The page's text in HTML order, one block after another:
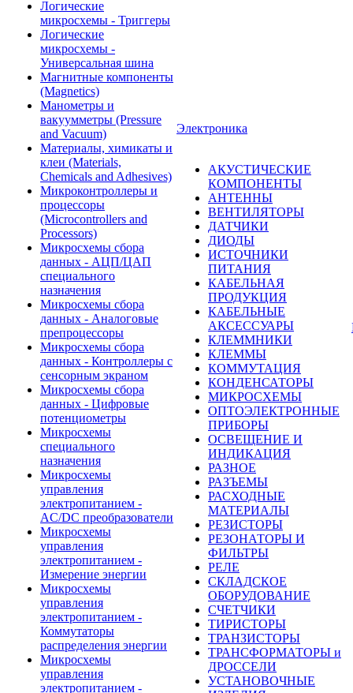
Логические
микросхемы - Триггеры
Логические
микросхемы -
Универсальная шина
Магнитные компоненты
(Magnetics)
Манометры и
вакуумметры (Pressure
and Vacuum)
Материалы, химикаты и
клеи (Materials,
Chemicals and Adhesives)
Микроконтроллеры и
процессоры
(Microcontrollers and
Processors)
Микросхемы сбора
данных - АЦП/ЦАП
специального
назначения
Микросхемы сбора
данных - Аналоговые
препроцессоры
Микросхемы сбора
данных - Контроллеры с
сенсорным экраном
Микросхемы сбора
данных - Цифровые
потенциометры
Микросхемы
специального
назначения
Микросхемы
управления
электропитанием -
AC/DC преобразователи
Микросхемы
управления
электропитанием -
Измерение энергии
Микросхемы
управления
электропитанием -
Коммутаторы
распределения энергии
Микросхемы
управления
электропитанием -
Электроника
АКУСТИЧЕСКИЕ
КОМПОНЕНТЫ
АНТЕННЫ
ВЕНТИЛЯТОРЫ
ДАТЧИКИ
ДИОДЫ
ИСТОЧНИКИ
ПИТАНИЯ
КАБЕЛЬНАЯ
ПРОДУКЦИЯ
КАБЕЛЬНЫЕ
АКСЕССУАРЫ
КЛЕММНИКИ
КЛЕММЫ
КОММУТАЦИЯ
КОНДЕНСАТОРЫ
МИКРОСХЕМЫ
ОПТОЭЛЕКТРОННЫЕ
ПРИБОРЫ
ОСВЕЩЕНИЕ И
ИНДИКАЦИЯ
РАЗНОЕ
РАЗЪЕМЫ
РАСХОДНЫЕ
МАТЕРИАЛЫ
РЕЗИСТОРЫ
РЕЗОНАТОРЫ И
ФИЛЬТРЫ
РЕЛЕ
СКЛАДСКОЕ
ОБОРУДОВАНИЕ
СЧЕТЧИКИ
ТИРИСТОРЫ
ТРАНЗИСТОРЫ
ТРАНСФОРМАТОРЫ и
ДРОССЕЛИ
УСТАНОВОЧНЫЕ